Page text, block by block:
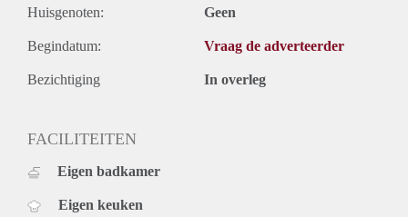
Huisgenoten: Geen
Begindatum: Vraag de adverteerder
Bezichtiging In overleg
FACILITEITEN
Eigen badkamer
Eigen keuken